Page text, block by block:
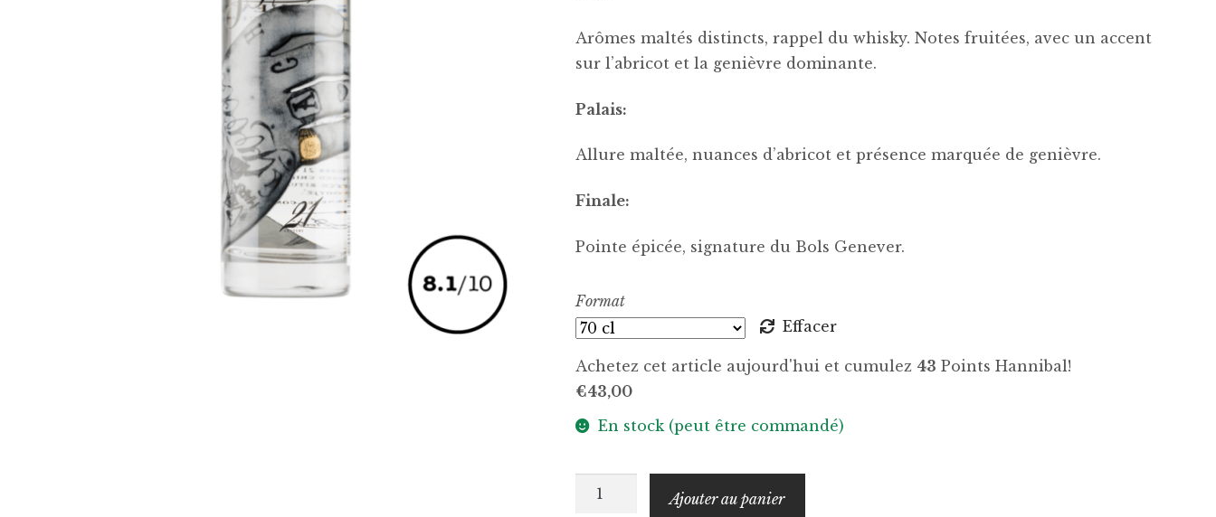
Arômes maltés distincts, rappel du whisky. Notes fruitées, avec un accent
sur l’abricot et la genièvre dominante.
Palais:
Allure maltée, nuances d’abricot et présence marquée de genièvre.
Finale:
Pointe épicée, signature du Bols Genever.
Format
Effacer
Achetez cet article aujourd'hui et cumulez 43 Points Hannibal!
€43,00
En stock (peut être commandé)
quantité
Ajouter au panier